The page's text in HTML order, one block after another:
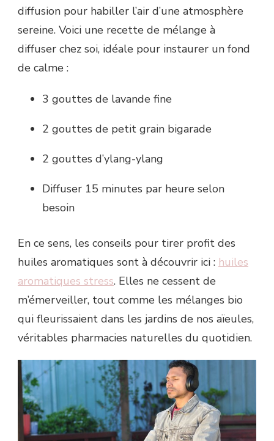
diffusion pour habiller l’air d’une atmosphère
sereine. Voici une recette de mélange à
diffuser chez soi, idéale pour instaurer un fond
de calme :
3 gouttes de lavande fine
2 gouttes de petit grain bigarade
2 gouttes d’ylang-ylang
Diffuser 15 minutes par heure selon
besoin
En ce sens, les conseils pour tirer profit des
huiles aromatiques sont à découvrir ici : huiles
aromatiques stress. Elles ne cessent de
m’émerveiller, tout comme les mélanges bio
qui fleurissaient dans les jardins de nos aïeules,
véritables pharmacies naturelles du quotidien.